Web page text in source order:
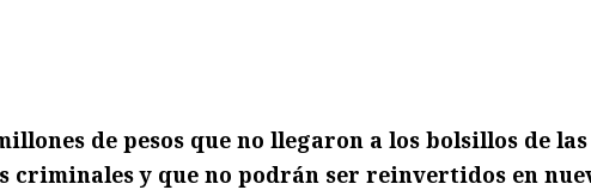
de pesos que no llegaron a los bolsillos de las
criminales y que no podrán ser reinvertidos en